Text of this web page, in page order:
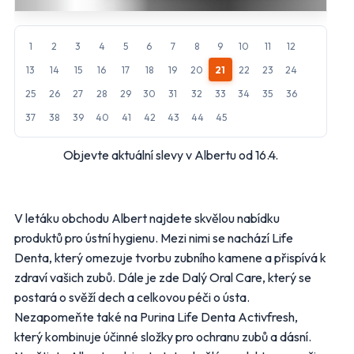
1 2 3 4 5 6 7 8 9 10 11
12
13
14 15 16 17 18 19 20 21 22 23
24
25
26 27 28 29 30 31 32 33 34 35
36
37
38 39 40 41 42 43 44 45
Objevte aktuální slevy v Albertu od 16.4.
V letáku obchodu Albert najdete skvělou nabídku
produktů pro ústní hygienu. Mezi nimi se nachází Life
Denta, který omezuje tvorbu zubního kamene a přispívá k
zdraví vašich zubů. Dále je zde Dalý Oral Care, který se
postará o svěží dech a celkovou péči o ústa.
Nezapomeňte také na Purina Life Denta Activfresh,
který kombinuje účinné složky pro ochranu zubů a dásní.
Bydlení, zahrada
Drogerie, kosmetika
Elektro
Nábytek
Oblečení
Obuv
Sport
Pro děti, hračky
Lékárny
Auto moto
Ostatní supermarkety
Přihlásit k odběru